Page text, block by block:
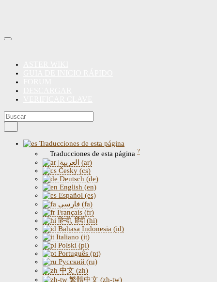
Traducciones de esta página
Traducciones de esta página ?
|العربية (ar)
Česky (cs)
Deutsch (de)
English (en)
Español (es)
فارسی (fa)
Français (fr)
हिन्दी, हिंदी (hi)
Bahasa Indonesia (id)
Italiano (it)
Polski (pl)
Português (pt)
Русский (ru)
中文 (zh)
繁體中文 (zh-tw)